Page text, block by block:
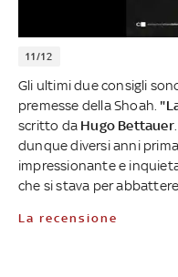
11/12
Gli ultimi due consigli
premesse della Shoah.
scritto da Hugo Bettauer
dunque diversi anni
impressionante e
che si stava per
La recensione